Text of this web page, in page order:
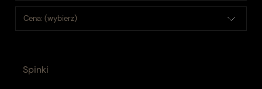
Cena: (wybierz)
Spinki